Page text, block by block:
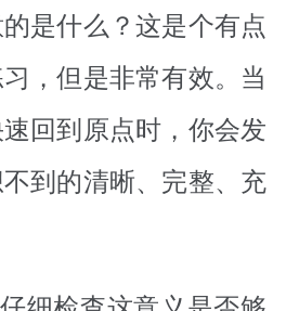
是什么？这是个有点
，但是非常有效。当
回到原点时，你会发
到的清晰、完整、充